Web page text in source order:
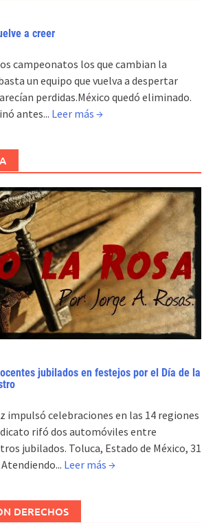
a creer
campeonatos los que cambian la
un equipo que vuelva a despertar
perdidas.México quedó eliminado.
antes... Leer más →
jubilados en festejos por el Día de la
impulsó celebraciones en las 14 regiones
rifó dos automóviles entre
jubilados. Toluca, Estado de México, 31
Leer más →
DERECHOS